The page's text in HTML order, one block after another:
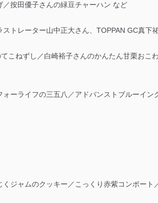
按田優子さんの緑豆チャーハン など
トレーター山中正大さん、TOPPAN GC真下
こねずし／白崎裕子さんのかんたん甘栗おこ
ーライフの三五八／アドバンストブルーイン
ジャムのクッキー／こっくり赤紫コンポート